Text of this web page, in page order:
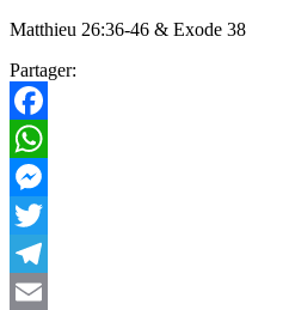
Matthieu 26:36-46 & Exode 38
Partager:
Facebook
WhatsApp
Messenger
Twitter
Telegram